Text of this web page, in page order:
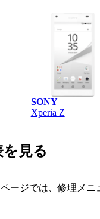
SONY
Xperia Z
見る
ージでは、修理メニ